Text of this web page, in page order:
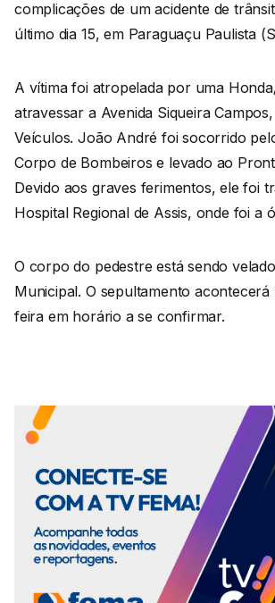
complicações de um acidente de
último dia 15, em Paraguaçu Paulista
A vítima foi atropelada por uma
atravessar a Avenida Siqueira
Veículos. João André foi socorrido
Corpo de Bombeiros e levado ao
Devido aos graves ferimentos, ele foi
Hospital Regional de Assis, onde foi a
O corpo do pedestre está sendo
Municipal. O sepultamento acontecerá
feira em horário a se confirmar.